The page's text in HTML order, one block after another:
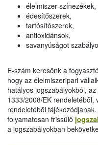
élelmiszer-színezékek,
édesítőszerek,
tartósítószerek,
antioxidánsok,
savanyúságot
E-szám keresőnk a
hogy az élelmiszeripari
hatályos jogszabályokból,
1333/2008/EK rendeletéből,
rendeletéből
folyamatosan frissülő
a jogszabályokban